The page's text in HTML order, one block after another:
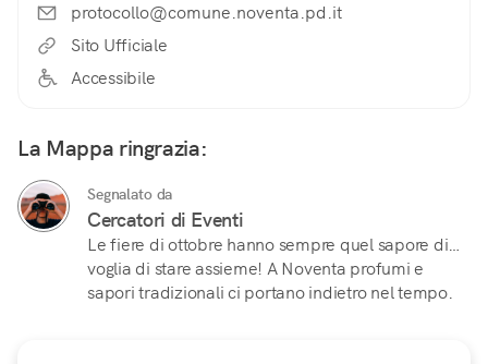
protocollo@comune.noventa.pd.it
Sito Ufficiale
Accessibile
La Mappa ringrazia:
Segnalato da
Cercatori di Eventi
Le fiere di ottobre hanno sempre quel sapore di…
voglia di stare assieme! A Noventa profumi e
sapori tradizionali ci portano indietro nel tempo.